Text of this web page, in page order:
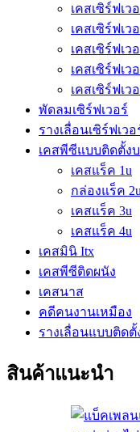
เคสเซิร์ฟเว
เคสเซิร์ฟเ
เคสเซิร์ฟเว
เคสเซิร์ฟเว
เคสเซิร์ฟเว
พัดลมเซิร์ฟเวอร์
รางเลื่อนเซิร์ฟเวอ
เคสพีซีแบบติดตั้ง
เคสแร็ค 1u
กล่องแร็ค 2u
เคสแร็ค 3u
เคสแร็ค 4u
เคสมินิ Itx
เคสพีซีติดผนัง
เคสนาส
คดีคนงานเหมือง
รางเลื่อนแบบติด
สินค้าแนะนำ